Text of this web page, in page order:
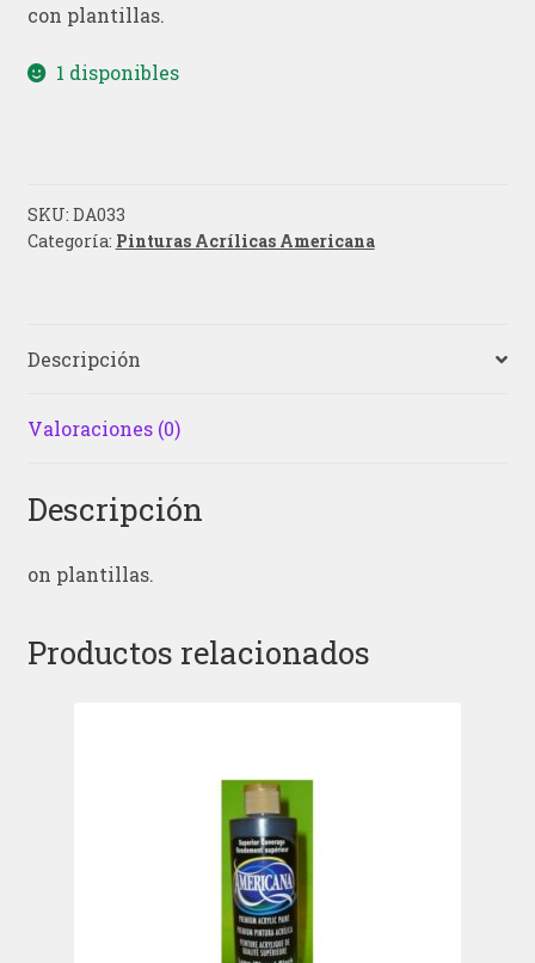
con plantillas.
1 disponibles
SKU: DA033
Categoría: Pinturas Acrílicas Americana
Descripción
Valoraciones (0)
Descripción
on plantillas.
Productos relacionados